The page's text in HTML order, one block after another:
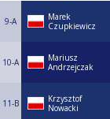
9-A
Marek
Czupkiewicz
10-A
Mariusz
Andrzejczak
11-B
Krzysztof
Nowacki